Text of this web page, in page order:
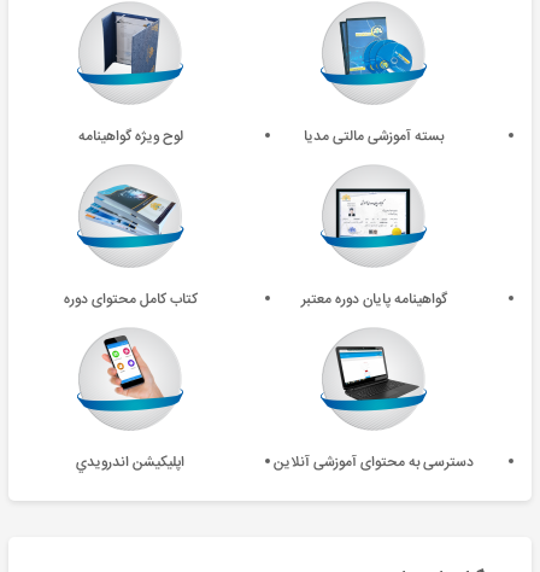
بسته آموزشی مالتی مدیا لوح ویژه گواهینامه
گواهینامه پایان دوره معتبر کتاب کامل محتوای دوره
دسترسی به محتوای آموزشی آنلاین اپليکيشن اندرويدي